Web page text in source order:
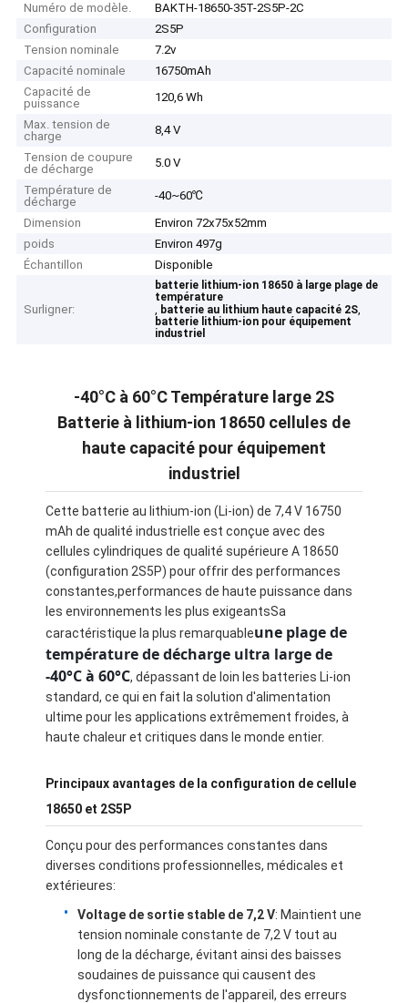
Numéro de modèle.
BAKTH-18650-35T-2S5P-2C
Configuration
2S5P
Tension nominale
7.2v
Capacité nominale
16750mAh
Capacité de
puissance
120,6 Wh
Max. tension de
charge
8,4 V
Tension de coupure
de décharge
5.0 V
Température de
décharge
-40~60℃
Dimension
Environ 72x75x52mm
poids
Environ 497g
Échantillon
Disponible
Surligner:
batterie lithium-ion 18650 à large plage de
température
, batterie au lithium haute capacité 2S,
batterie lithium-ion pour équipement
industriel
-40°C à 60°C Température large 2S
Batterie à lithium-ion 18650 cellules de
haute capacité pour équipement
industriel
Cette batterie au lithium-ion (Li-ion) de 7,4 V 16750
mAh de qualité industrielle est conçue avec des
cellules cylindriques de qualité supérieure A 18650
(configuration 2S5P) pour offrir des performances
constantes,performances de haute puissance dans
les environnements les plus exigeantsSa
caractéristique la plus remarquableune plage de
température de décharge ultra large de
-40°C à 60°C, dépassant de loin les batteries Li-ion
standard, ce qui en fait la solution d'alimentation
ultime pour les applications extrêmement froides, à
haute chaleur et critiques dans le monde entier.
Principaux avantages de la configuration de cellule
18650 et 2S5P
Conçu pour des performances constantes dans
diverses conditions professionnelles, médicales et
extérieures:
Voltage de sortie stable de 7,2 V: Maintient une
tension nominale constante de 7,2 V tout au
long de la décharge, évitant ainsi des baisses
soudaines de puissance qui causent des
dysfonctionnements de l'appareil, des erreurs